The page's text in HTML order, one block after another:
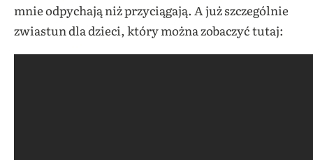
mnie odpychają niż przyciągają. A już szczególnie
zwiastun dla dzieci, który można zobaczyć tutaj: